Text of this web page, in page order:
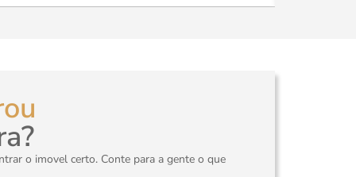
o imovel certo. Conte para a gente o que